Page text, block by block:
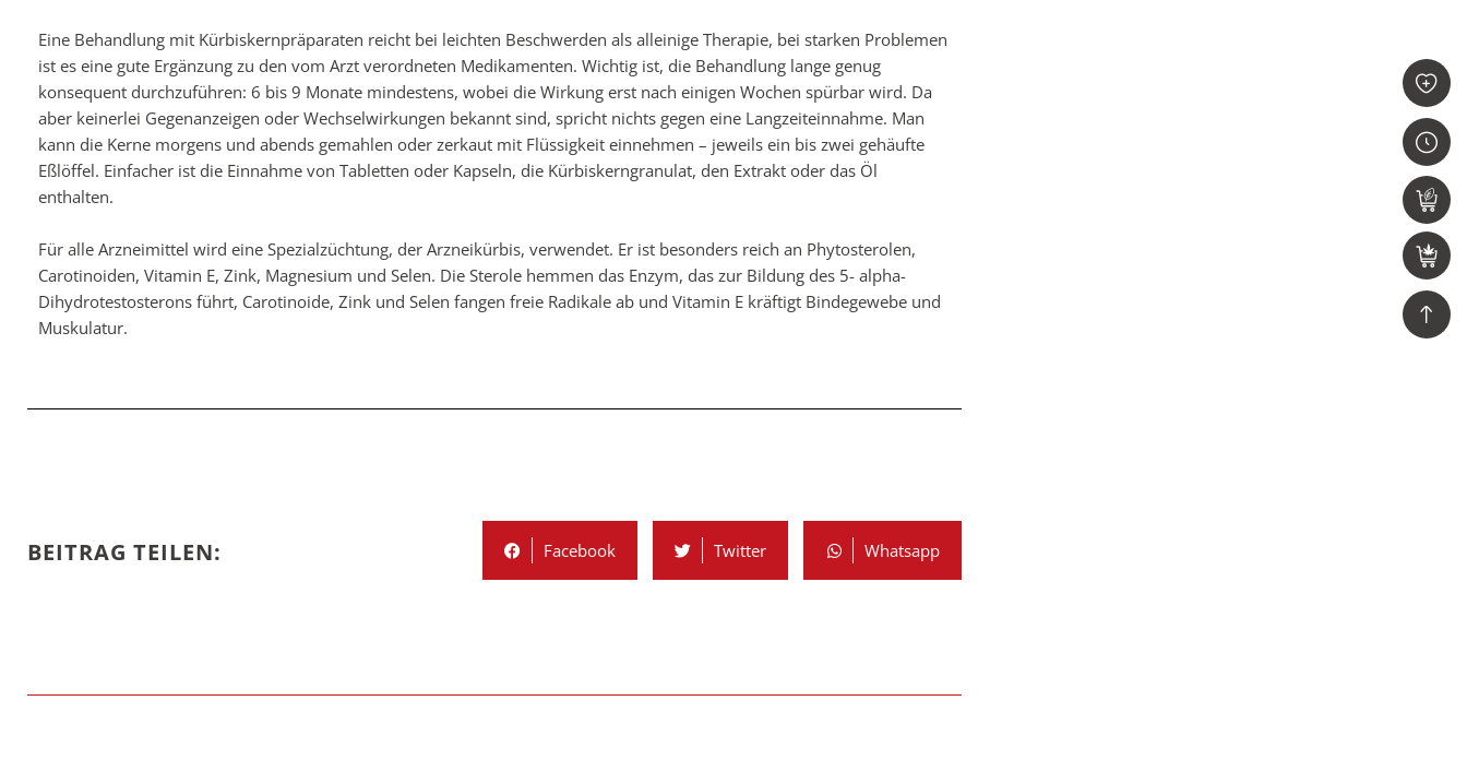
Eine Behandlung mit Kürbiskernpräparaten reicht bei leichten Beschwerden als alleinige Therapie, bei starken Problemen
ist es eine gute Ergänzung zu den vom Arzt verordneten Medikamenten. Wichtig ist, die Behandlung lange genug
konsequent durchzuführen: 6 bis 9 Monate mindestens, wobei die Wirkung erst nach einigen Wochen spürbar wird. Da
aber keinerlei Gegenanzeigen oder Wechselwirkungen bekannt sind, spricht nichts gegen eine Langzeiteinnahme. Man
kann die Kerne morgens und abends gemahlen oder zerkaut mit Flüssigkeit einnehmen – jeweils ein bis zwei gehäufte
Eßlöffel. Einfacher ist die Einnahme von Tabletten oder Kapseln, die Kürbiskerngranulat, den Extrakt oder das Öl
enthalten.
Für alle Arzneimittel wird eine Spezialzüchtung, der Arzneikürbis, verwendet. Er ist besonders reich an Phytosterolen,
Carotinoiden, Vitamin E, Zink, Magnesium und Selen. Die Sterole hemmen das Enzym, das zur Bildung des 5- alpha-
Dihydrotestosterons führt, Carotinoide, Zink und Selen fangen freie Radikale ab und Vitamin E kräftigt Bindegewebe und
Muskulatur.
BEITRAG TEILEN: Facebook Twitter Whatsapp